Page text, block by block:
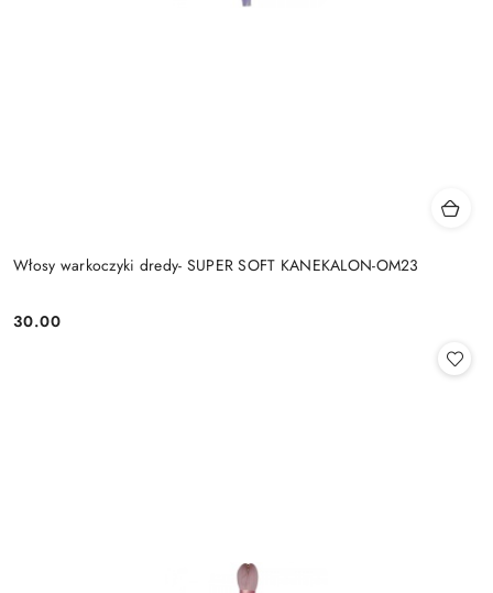
Włosy warkoczyki dredy- SUPER SOFT KANEKALON-OM23
Cena:
30.00